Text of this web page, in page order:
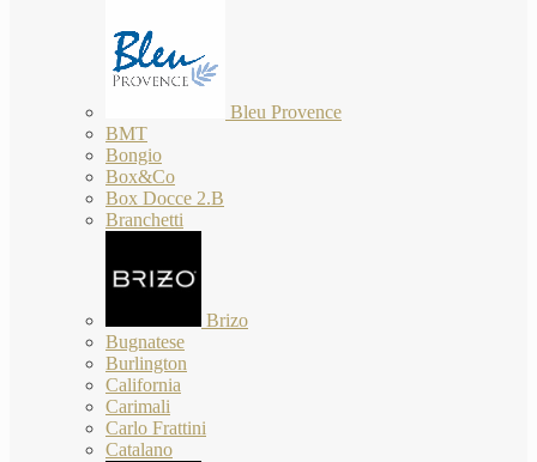
Bleu Provence
BMT
Bongio
Box&Co
Box Docce 2.B
Branchetti
Brizo
Bugnatese
Burlington
California
Carimali
Carlo Frattini
Catalano